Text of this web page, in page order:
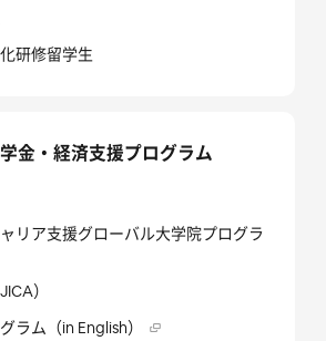
研修留学生
金・経済支援プログラム
リア支援グローバル大学院プログラ
）
ラム（in English）